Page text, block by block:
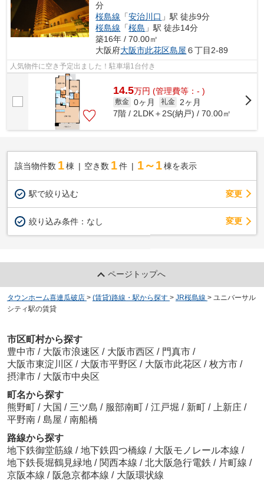
分
桜島線 「安治川口 」駅 徒歩9分
桜島線 「桜島 」駅 徒歩14分
築16年 / 70.00㎡
大阪府大阪市此花区島屋 ６丁目2-89
人気物件に空き予定出ました！駐車場1台付き
14.5万円 (管理費等：- )
敷金 0ヶ月 礼金
2ヶ月
7階 / 2LDK＋2S(納戸) / 70.00㎡
該当物件数 1棟 空き数 1 件 1～1 棟を表示
駅で絞り込む 変更
絞り込み条件： なし 変更
ページトップへ
タウンホーム喜連瓜破店 > (賃貸)路線・駅から探す > JR桜島線 > ユニバーサル
シティ駅の賃貸
市区町村から探す
豊中市 / 大阪市浪速区 / 大阪市西区 / 門真市 /
大阪市東淀川区 / 大阪市平野区 / 大阪市此花区 / 枚方市 /
摂津市 / 大阪市中央区
町名から探す
熊野町 / 大国 / 三ツ島 / 服部南町 / 江戸堀 / 新町 / 上新庄 /
平野南 / 島屋 / 南船橋
路線から探す
地下鉄御堂筋線 / 地下鉄四つ橋線 / 大阪モノレール本線 /
地下鉄長堀鶴見緑地 / 関西本線 / 北大阪急行電鉄 / 片町線 /
京阪本線 / 阪急京都本線 / 大阪環状線